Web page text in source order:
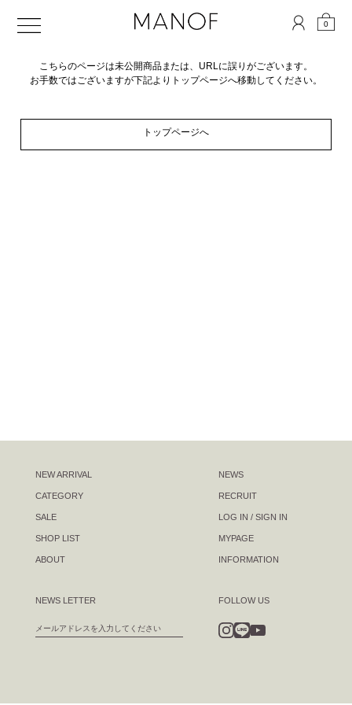
0
こちらのページは未公開商品または、URLに誤りがございます。
お手数ではございますが下記よりトップページへ移動してください。
トップページへ
NEW ARRIVAL
CATEGORY
SALE
SHOP LIST
ABOUT
NEWS LETTER
NEWS
RECRUIT
LOG IN / SIGN IN
MYPAGE
INFORMATION
FOLLOW US